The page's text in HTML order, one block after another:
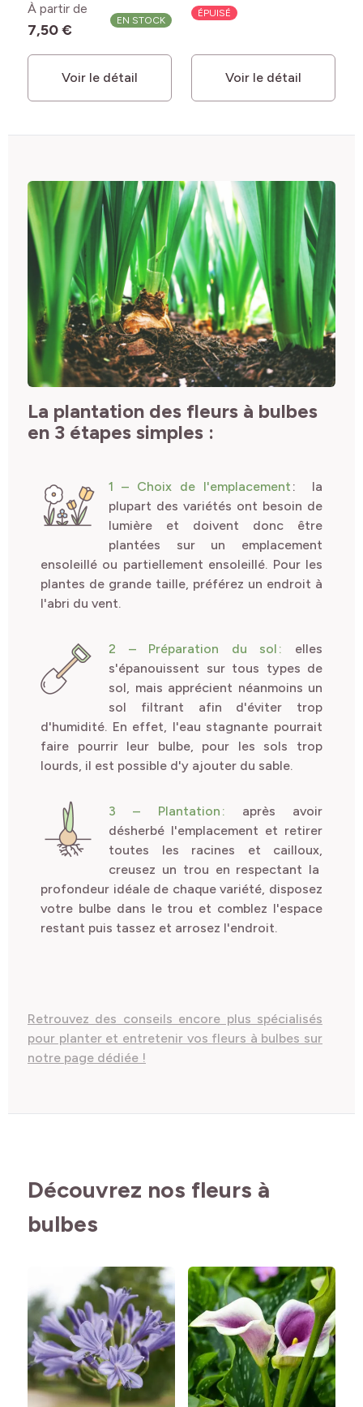
À partir de
7,50 €
EN STOCK
Voir le détail
ÉPUISÉ
Voir le détail
La plantation des fleurs à bulbes
en 3 étapes simples :
1 – Choix de l'emplacement :
la
plupart des variétés ont besoin de
lumière et doivent donc être
plantées sur un emplacement
ensoleillé ou partiellement ensoleillé. Pour les
plantes de grande taille, préférez un endroit à
l'abri du vent.
2 – Préparation du sol : elles
s'épanouissent sur tous types de
sol, mais apprécient néanmoins un
sol filtrant afin d'éviter trop
d'humidité. En effet, l'eau stagnante pourrait
faire pourrir leur bulbe, pour les sols trop
lourds, il est possible d'y ajouter du sable.
3 – Plantation :
après avoir
désherbé l'emplacement et retirer
toutes les racines et cailloux,
creusez un trou en respectant la
profondeur idéale de chaque variété, disposez
votre bulbe dans le trou et comblez l'espace
restant puis tassez et arrosez l'endroit.
Retrouvez des conseils encore plus spécialisés
pour planter et entretenir vos fleurs à bulbes sur
notre page dédiée !
Découvrez nos fleurs à
bulbes